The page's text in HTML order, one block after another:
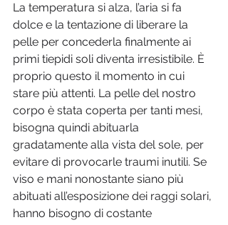
La temperatura si alza, l’aria si fa
dolce e la tentazione di liberare la
pelle per concederla finalmente ai
primi tiepidi soli diventa irresistibile. È
proprio questo il momento in cui
stare più attenti. La pelle del nostro
corpo è stata coperta per tanti mesi,
bisogna quindi abituarla
gradatamente alla vista del sole, per
evitare di provocarle traumi inutili. Se
viso e mani nonostante siano più
abituati all’esposizione dei raggi solari,
hanno bisogno di costante